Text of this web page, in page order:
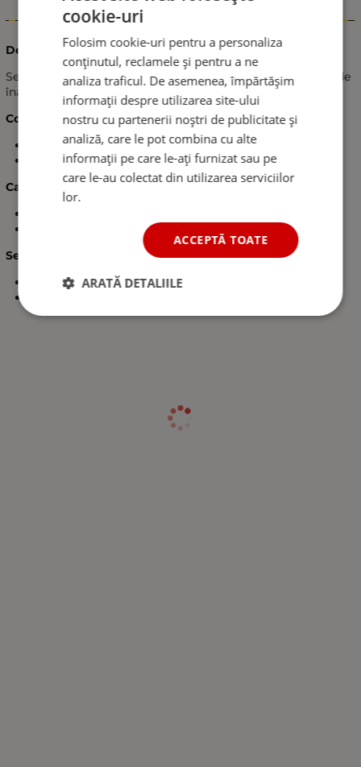
Informații
Descriere:
Set ștergător spate cu braț și lamelă, realizat din materiale de
înaltă calitate. Asigură curățarea fiabilă a lunetei.
Compatibilitate:
Mercedes-Benz Clasa C S204 Kombi (2007–2013)
OEM numere: A 204 820 07 44, A2048200744
Caracteristici:
Dimensiune lamelă: 290 mm
Setul conține:
1 buc. braț ștergător spate
cookie-uri
Folosim cookie-uri pentru a personaliza
conținutul, reclamele și pentru a ne
analiza traficul. De asemenea, împărtășim
informații despre utilizarea site-ului
nostru cu partenerii noștri de publicitate și
analiză, care le pot combina cu alte
informații pe care le-ați furnizat sau pe
care le-au colectat din utilizarea serviciilor
lor.
ACCEPTĂ TOATE
ARATĂ DETALIILE